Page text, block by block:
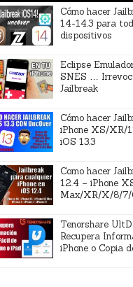
Cómo hacer
14-14.3 para
dispositivos
Eclipse
SNES …
Jailbreak
Cómo hacer
iPhone XS/XR/
iOS 13.3
Como hacer
12.4 – iPhone
Max/XR/X/8/7/
Tenorshare
Recupera
iPhone o Copia